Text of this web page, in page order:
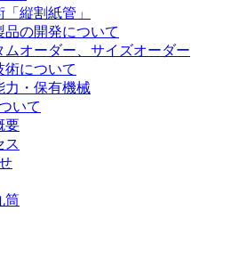
「縦割紙管」
品の開発について
ムオーダー、サイズオーダー
術について
力・保有機械
いて
要
ス